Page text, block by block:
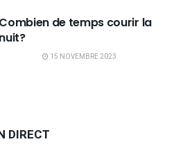
Combien de temps courir la
nuit?
15 NOVEMBRE 2023
DIRECT